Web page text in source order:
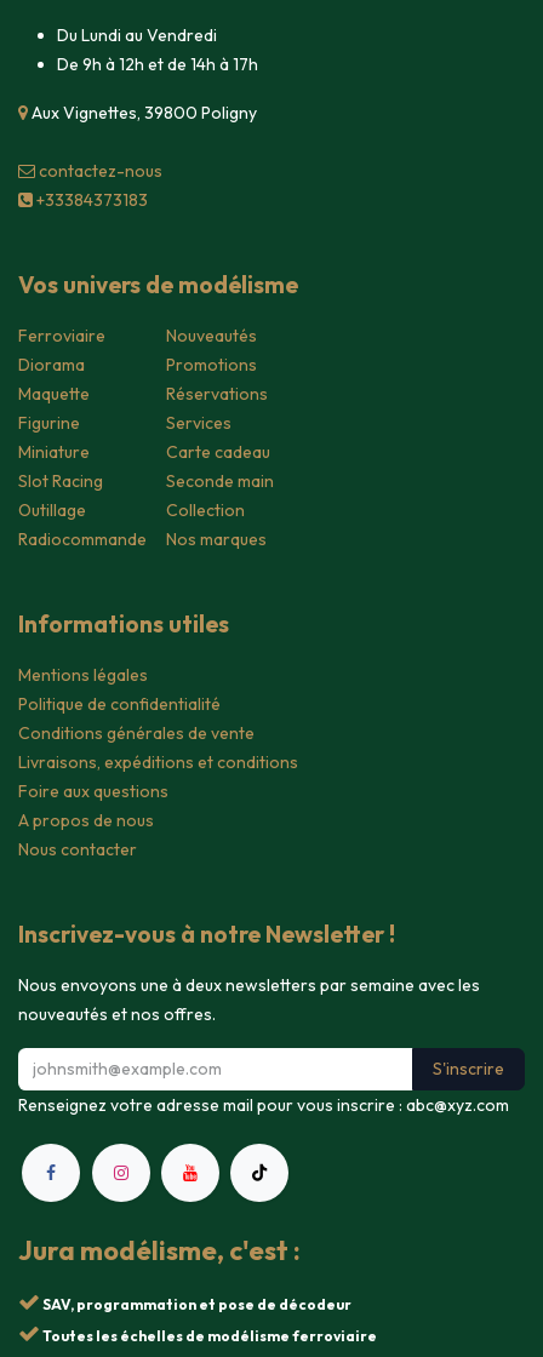
Du Lundi au Vendredi
De 9h à 12h et de 14h à 17h
Aux Vignettes, 39800 Poligny
contacte​z-nous
+33384373183
Vos univers de modélisme
Ferroviaire
Diorama
Maquette
Figurine
Miniature
Slot Racing
Outillage
Radiocommande
Nouveautés
Promotions
Réservations
Services
Carte cadeau
Seconde main
Collection
Nos marques
Informations utiles
Mentions légales
Politique de confidentialité
Conditions générales de vente
Livraisons, expéditions et conditions
Foire aux questions
A propos de nous
Nous contacter
Inscrivez-vous à notre Newsletter !
Nous envoyons une à deux newsletters par semaine avec les
nouveautés et nos offres.
S'inscrire
Renseignez votre adresse mail pour vous inscrire : abc@xyz.com
Jura modélisme, c'est :
SAV, programmation et pose de décodeur
Toutes les échelles de modélisme ferroviaire